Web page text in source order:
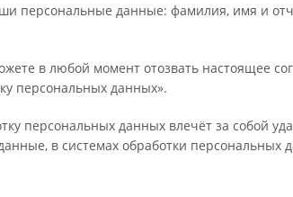
персональные данные: фамилия, имя и
в любой момент отозвать настоящее
персональных данных».
персональных данных влечёт за собой
в системах обработки